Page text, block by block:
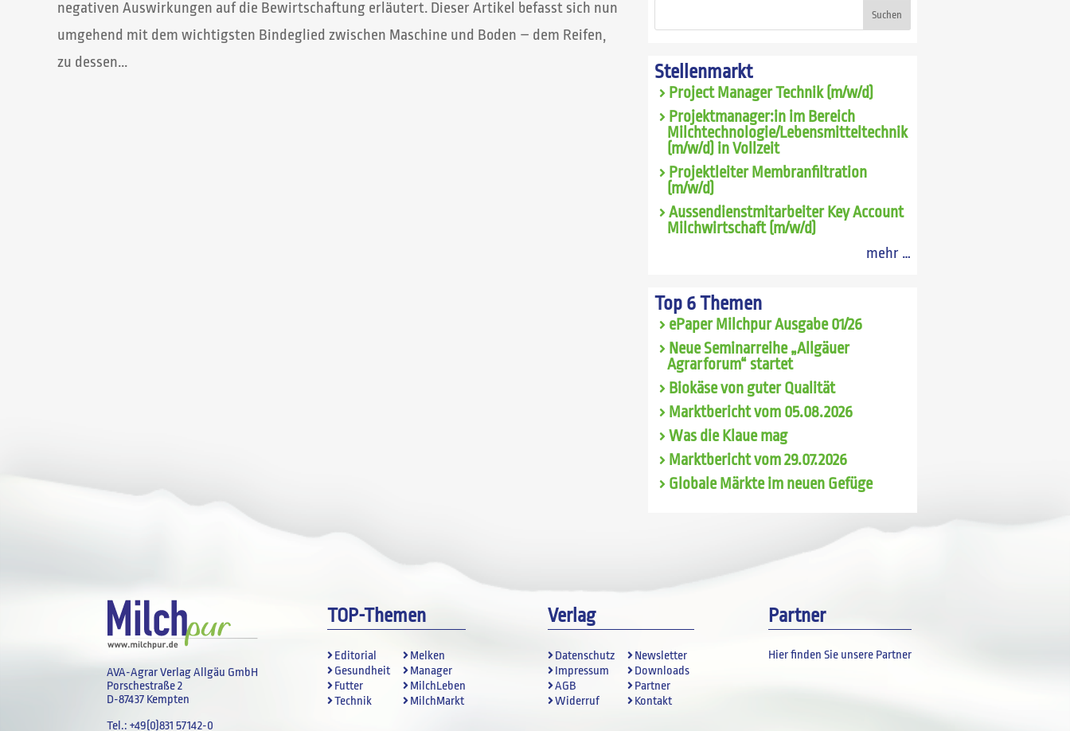
negativen Auswirkungen auf die Bewirtschaftung erläutert. Dieser Artikel befasst sich nun
umgehend mit dem wichtigsten Bindeglied zwischen Maschine und Boden – dem Reifen,
zu dessen...
Suchen
Stellenmarkt
Project Manager Technik (m/w/d)
Projektmanager:in im Bereich
Milchtechnologie/Lebensmitteltechnik
(m/w/d) in Vollzeit
Projektleiter Membranfiltration
(m/w/d)
Aussendienstmitarbeiter Key Account
Milchwirtschaft (m/w/d)
mehr …
Top 6 Themen
ePaper Milchpur Ausgabe 01/26
Neue Seminarreihe „Allgäuer
Agrarforum“ startet
Biokäse von guter Qualität
Marktbericht vom 05.08.2026
Was die Klaue mag
Marktbericht vom 29.07.2026
Globale Märkte im neuen Gefüge
AVA-Agrar Verlag Allgäu GmbH
Porschestraße 2
D-87437 Kempten
Tel.:+49(0)831 57142-0
TOP-Themen
Editorial
Gesundheit
Futter
Technik
Melken
Manager
MilchLeben
MilchMarkt
Verlag
Datenschutz
Impressum
AGB
Widerruf
Newsletter
Downloads
Partner
Kontakt
Partner
Hier finden Sie unsere Partner